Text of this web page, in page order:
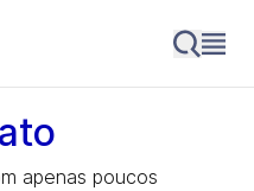
apenas poucos